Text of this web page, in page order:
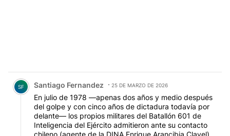
Comentario de Santiago Fernandez.
SF Santiago Fernandez 25 DE MARZO DE 2026
En julio de 1978 —apenas dos años y medio después
del golpe y con cinco años de dictadura todavía por
delante— los propios militares del Batallón 601 de
Inteligencia del Ejército admitieron ante su contacto
chileno (agente de la DINA Enrique Arancibia Clavel)